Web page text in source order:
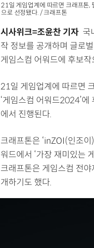
21일 게임업계에 따르면 크래프톤,
으로 선정됐다. / 크래프톤
시사위크=조윤찬 기자 국
작 정보를 공개하며 글로
게임스컴 어워드에 후보
21일 게임업계에 따르면
‘게임스컴 어워드2024’
에서 진행된다.
크래프톤은 ‘inZOI(인조이
워드에서 ‘가장 재미있는
크래프톤은 게임스컴 전
개하기도 했다.